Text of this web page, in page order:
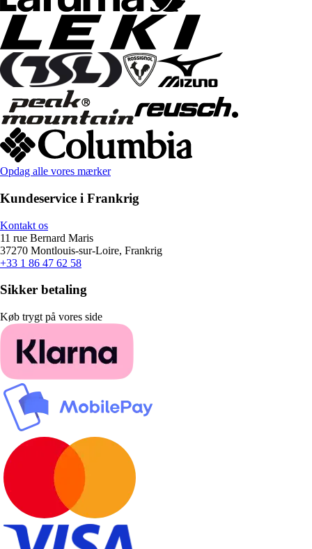
Opdag alle vores mærker
Kundeservice i Frankrig
Kontakt os
11 rue Bernard Maris
37270 Montlouis-sur-Loire, Frankrig
+33 1 86 47 62 58
Sikker betaling
Køb trygt på vores side